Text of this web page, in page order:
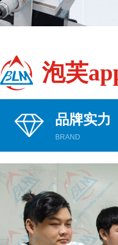
泡芙
品牌实力
BRAND